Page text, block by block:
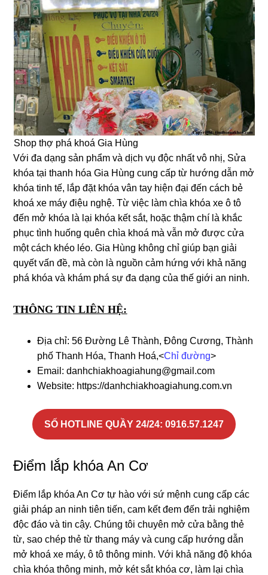
Shop thợ phá khoá Gia Hùng
Với đa dạng sản phẩm và dịch vụ độc nhất vô nhị, Sửa
khóa tại thanh hóa Gia Hùng cung cấp từ hướng dẫn mở
khóa tinh tế, lắp đặt khóa vân tay hiện đại đến cách bẻ
khoá xe máy điệu nghệ. Từ việc làm chìa khóa xe ô tô
đến mở khóa là lại khóa kết sắt, hoặc thậm chí là khắc
phục tình huống quên chìa khoá mà vẫn mở được cửa
một cách khéo léo. Gia Hùng không chỉ giúp bạn giải
quyết vấn đề, mà còn là nguồn cảm hứng với khả năng
phá khóa và khám phá sự đa dạng của thế giới an ninh.
THÔNG TIN LIÊN HỆ:
Địa chỉ: 56 Đường Lê Thành, Đông Cương, Thành
phố Thanh Hóa, Thanh Hoá,<Chỉ đường>
Email: danhchiakhoagiahung@gmail.com
Website: https://danhchiakhoagiahung.com.vn
SỐ HOTLINE QUẦY 24/24: 0916.57.1247
Điểm lắp khóa An Cơ
Điểm lắp khóa An Cơ tự hào với sứ mệnh cung cấp các
giải pháp an ninh tiên tiến, cam kết đem đến trải nghiệm
độc đáo và tin cậy. Chúng tôi chuyên mở cửa bằng thẻ
từ, sao chép thẻ từ thang máy và cung cấp hướng dẫn
mở khoá xe máy, ô tô thông minh. Với khả năng độ khóa
chìa khóa thông minh, mở két sắt khóa cơ, làm lại chìa